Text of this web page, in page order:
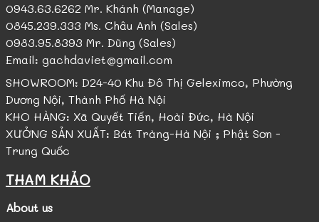
0943.63.6262 Mr. Khánh (Manage)
0845.239.333 Ms. Châu Anh (Sales)
0983.95.8393 Mr. Dũng (Sales)
Email: gachdaviet@gmail.com
SHOWROOM: D24-40 Khu Đô Thị Geleximco, Phường
Dương Nội, Thành Phố Hà Nội
KHO HÀNG: Xã Quyết Tiến, Hoài Đức, Hà Nội
XƯỞNG SẢN XUẤT: Bát Tràng-Hà Nội ; Phật Sơn -
Trung Quốc
THAM KHẢO
About us